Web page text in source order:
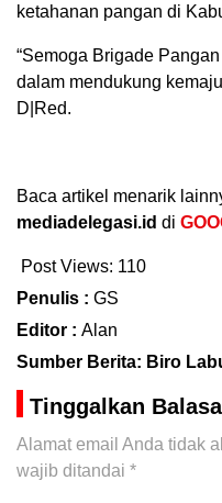
ketahanan pangan di
“Semoga Brigade
dalam mendukung
D|Red.
Baca artikel menarik
mediadelegasi.id di
Post Views: 110
Penulis : GS
Editor : Alan
Sumber Berita: Biro
Tinggalkan
Alamat email Anda tidak
wajib ditandai *